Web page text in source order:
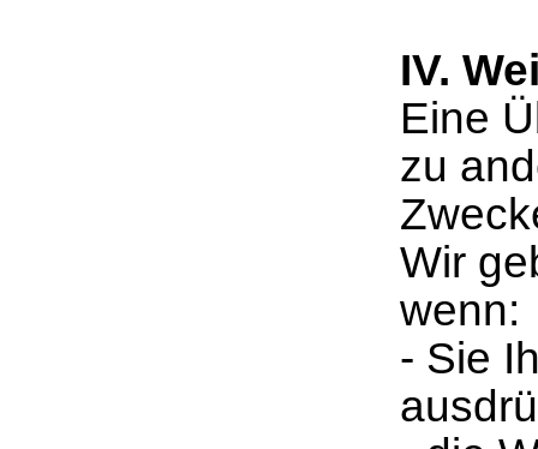
IV.
Eine
zu
Wir
wenn:
- Sie